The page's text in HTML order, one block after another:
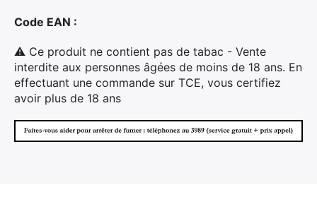
Code EAN :
⚠ Ce produit ne contient pas de tabac - Vente
interdite aux personnes âgées de moins de 18 ans. En
effectuant une commande sur TCE, vous certifiez
avoir plus de 18 ans
Rechercher
: